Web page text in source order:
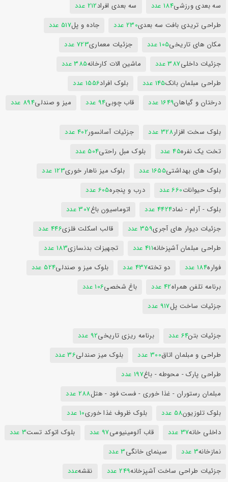
سه بعدی ورزشی184 عدد سه بعدی افراد212 عدد
طراحی تریدی بافت سه بعدی230 عدد جاده و پل517 عدد
مکان های تاریخی105 عدد جزئیات معماری723 عدد
جزئیات داخلی387 عدد ماشین الات کارخانه385 عدد
طراحی مبلمان بانک145 عدد بلوک افراد1556 عدد
درختان و گیاهان1649 عدد قاب چوبی94 عدد میز و صندلی894 عدد
بلوک سخت افزار328 عدد جزئیات آسانسور402 عدد
تخت یک نفره45 عدد بلوک مبل راحتی504 عدد
بلوک های بهداشتی1655 عدد بلوک میز ناهار خوری123 عدد
بلوک حیوانات660 عدد درب و پنجره605 عدد
بلوک - آرام - نماد4424 عدد اتوماسیون باغ307 عدد
جزئیات دیوار های آجری359 عدد قالب اسکلت فلزی446 عدد
طراحی مبلمان آشپزخانه411 عدد تجهیزات بدنسازی183 عدد
فواره184 عدد دو تخته437 عدد بلوک میز و صندلی524 عدد
برنامه تلفن همراه42 عدد باغ شخصی106 عدد
جزئیات ساخت پل917 عدد
جزئیات بتن64 عدد برنامه ریزی تاریخی92 عدد
طراحی و مبلمان اتاق300 عدد بلوک میز صندلی36 عدد
طراحی پارک - محوطه - باغ197 عدد
مبلمان رستوران - غذا خوری - فست فود - هتل288 عدد
بلوک تلوزیون58 عدد بلوک ظروف غذا خوری10 عدد
داخلی خانه37 عدد قاب آلومینیومی97 عدد بلوک اتوکد تست3 عدد
نمازخانه3 عدد سینمای خانگی3 عدد
جزئیات طراحی ساخت آشپزخانه249 عدد نقشهعدد